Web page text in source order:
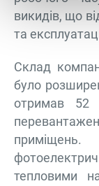
викидів, що
та
Склад
було
отримав
тепловими